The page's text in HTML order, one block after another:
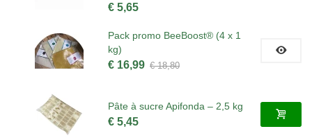
€ 5,65
Pack promo BeeBoost® (4 x 1
kg)
€ 16,99 € 18,80
Pâte à sucre Apifonda – 2,5 kg
€ 5,45